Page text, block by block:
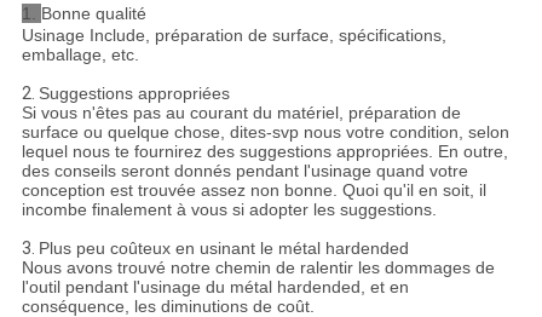
1. Bonne qualité
Usinage Include, préparation de surface, spécifications,
emballage, etc.
2. Suggestions appropriées
Si vous n'êtes pas au courant du matériel, préparation de
surface ou quelque chose, dites-svp nous votre condition, selon
lequel nous te fournirez des suggestions appropriées. En outre,
des conseils seront donnés pendant l'usinage quand votre
conception est trouvée assez non bonne. Quoi qu'il en soit, il
incombe finalement à vous si adopter les suggestions.
3. Plus peu coûteux en usinant le métal hardended
Nous avons trouvé notre chemin de ralentir les dommages de
l'outil pendant l'usinage du métal hardended, et en
conséquence, les diminutions de coût.